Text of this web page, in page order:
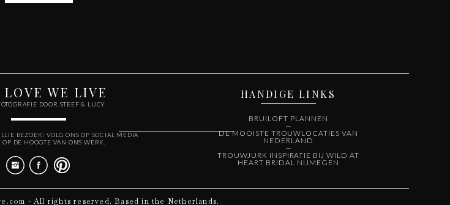
LOVE WE LIVE
DOOR STEEF & LUCY
BEZOEK! VOLG ONS OP SOCIAL MEDIA
DE HOOGTE VAN ONS WERK.
HANDIGE LINKS
BRUILOFT PLANNEN
—
DE MOOISTE TROUWLOCATIES VAN
NEDERLAND
—
TROUWJURK INSPIRATIE BIJ WILD AT
HEART BRIDAL NIJMEGEN
- All rights reserved. Based in the Netherlands.